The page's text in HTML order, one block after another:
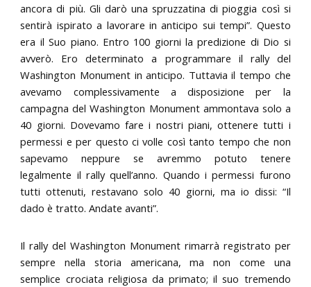
ancora di più. Gli darò una spruzzatina di pioggia così si
sentirà ispirato a lavorare in anticipo sui tempi”. Questo
era il Suo piano. Entro 100 giorni la predizione di Dio si
avverò. Ero determinato a programmare il rally del
Washington Monument in anticipo. Tuttavia il tempo che
avevamo complessivamente a disposizione per la
campagna del Washington Monument ammontava solo a
40 giorni. Dovevamo fare i nostri piani, ottenere tutti i
permessi e per questo ci volle così tanto tempo che non
sapevamo neppure se avremmo potuto tenere
legalmente il rally quell’anno. Quando i permessi furono
tutti ottenuti, restavano solo 40 giorni, ma io dissi: “Il
dado è tratto. Andate avanti”.
Il rally del Washington Monument rimarrà registrato per
sempre nella storia americana, ma non come una
semplice crociata religiosa da primato; il suo tremendo